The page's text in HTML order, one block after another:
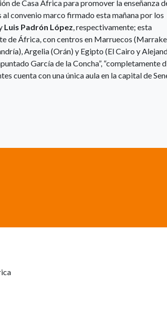
de Casa África para promover la enseñanza
convenio marco firmado esta mañana por los
Luis Padrón López, respectivamente; esta
de África, con centros en Marruecos
Argelia (Orán) y Egipto (El Cairo y
García de la Concha”, “completamente
cuenta con una única aula en la capital de